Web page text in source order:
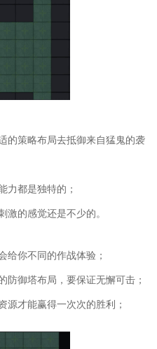
的策略布局去抵御来自猛鬼的袭
力都是独特的；
激的感觉还是不少的。
给你不同的作战体验；
防御塔布局，要保证无懈可击；
源才能赢得一次次的胜利；